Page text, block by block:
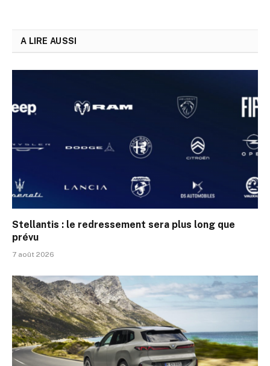
A LIRE AUSSI
Stellantis : le redressement sera plus long que
prévu
7 août 2026